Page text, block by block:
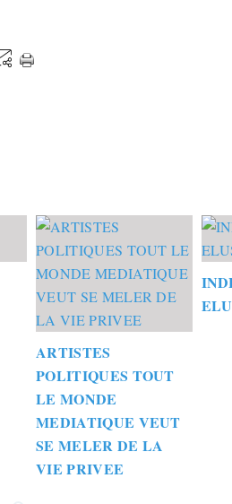
ARTISTES
POLITIQUES TOUT
LE MONDE
MEDIATIQUE VEUT
SE MELER DE LA
VIE PRIVEE